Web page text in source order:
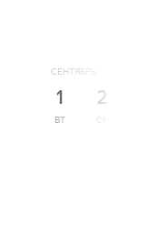
СЕНТЯБРЬ
1
ВТ
2